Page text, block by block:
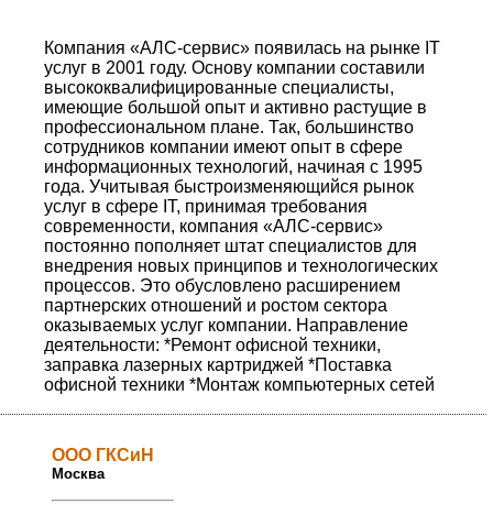
Компания «АЛС-сервис» появилась на рынке IT
услуг в 2001 году. Основу компании составили
высококвалифицированные специалисты,
имеющие большой опыт и активно растущие в
профессиональном плане. Так, большинство
сотрудников компании имеют опыт в сфере
информационных технологий, начиная с 1995
года. Учитывая быстроизменяющийся рынок
услуг в сфере IT, принимая требования
современности, компания «АЛС-сервис»
постоянно пополняет штат специалистов для
внедрения новых принципов и технологических
процессов. Это обусловлено расширением
партнерских отношений и ростом сектора
оказываемых услуг компании. Направление
деятельности: *Ремонт офисной техники,
заправка лазерных картриджей *Поставка
офисной техники *Монтаж компьютерных сетей
ООО ГКСиН
Москва